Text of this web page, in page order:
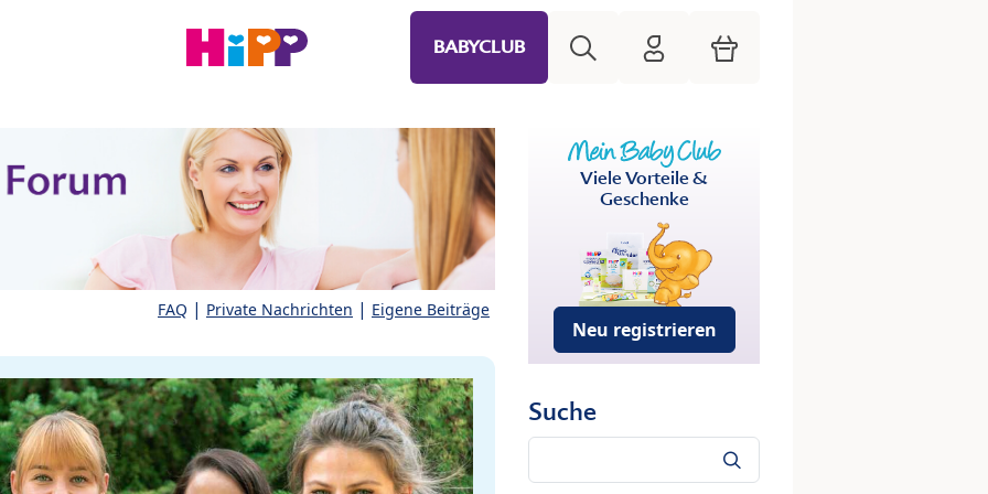
BABYCLUB HiPP Mein Babyclub
Warenkorb
FAQ | Private Nachrichten | Eigene Beiträge
Viele Vorteile &
Geschenke
Neu registrieren
Suche